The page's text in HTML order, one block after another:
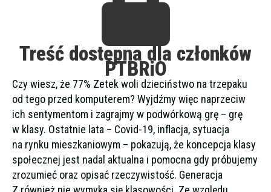
Treść dostępna dla członków
PTBRiO
Czy wiesz, że 77% Zetek woli dzieciństwo na trzepaku
od tego przed komputerem? Wyjdźmy więc naprzeciw
ich sentymentom i zagrajmy w podwórkową grę – grę
w klasy. Ostatnie lata – Covid-19, inflacja, sytuacja
na rynku mieszkaniowym – pokazują, że koncepcja klasy
społecznej jest nadal aktualna i pomocna gdy próbujemy
zrozumieć oraz opisać rzeczywistość. Generacja